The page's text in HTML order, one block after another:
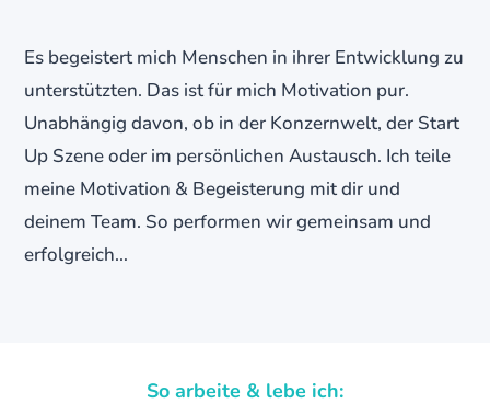
Es begeistert mich Menschen in ihrer Entwicklung zu
unterstützten. Das ist für mich Motivation pur.
Unabhängig davon, ob in der Konzernwelt, der Start
Up Szene oder im persönlichen Austausch. Ich teile
meine Motivation & Begeisterung mit dir und
deinem Team. So performen wir gemeinsam und
erfolgreich…
So arbeite & lebe ich: